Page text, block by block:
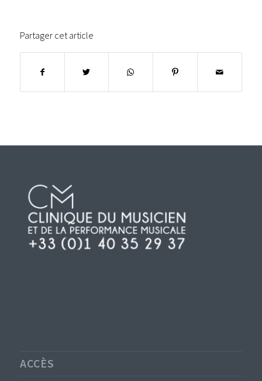
Partager cet article
ACCÈS